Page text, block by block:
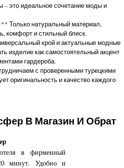
это идеальное сочетание моды и
Только натуральный материал,
комфорт и стильный блеск.
крой и актуальные модные
изделие как самостоятельный акцент
гардероба.
с проверенными турецкими
оригинальность и качество каждого
В Магазин И Обрат
в фирменный
минут. Удобно и